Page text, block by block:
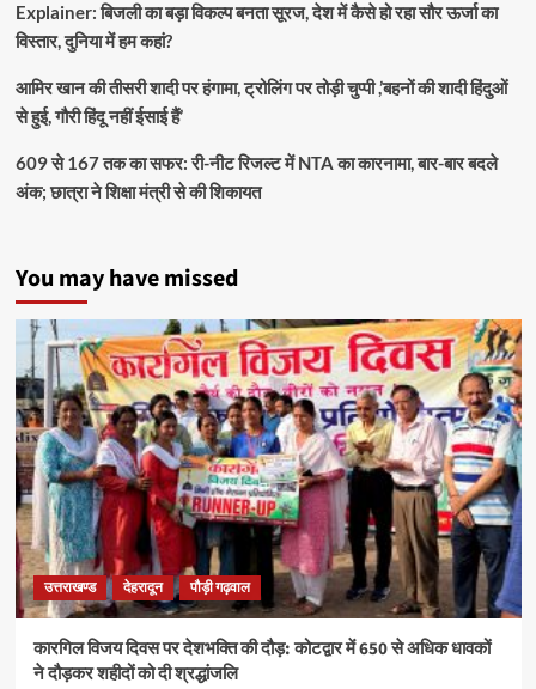
Explainer: बिजली का बड़ा विकल्प बनता सूरज, देश में कैसे हो रहा सौर ऊर्जा का
विस्तार, दुनिया में हम कहां?
आमिर खान की तीसरी शादी पर हंगामा, ट्रोलिंग पर तोड़ी चुप्पी ,’बहनों की शादी हिंदुओं
से हुई, गौरी हिंदू नहीं ईसाई हैं’
609 से 167 तक का सफर: री-नीट रिजल्ट में NTA का कारनामा, बार-बार बदले
अंक; छात्रा ने शिक्षा मंत्री से की शिकायत
You may have missed
उत्तराखण्ड देहरादून पौड़ी गढ़वाल
कारगिल विजय दिवस पर देशभक्ति की दौड़: कोटद्वार में 650 से अधिक धावकों
ने दौड़कर शहीदों को दी श्रद्धांजलि